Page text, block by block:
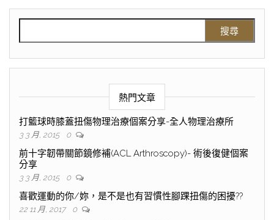
熱門文章
打籃球時膝蓋扭傷物理治療個案分享-全人物理治療所
3 3 月, 2015 0
前十字韌帶關節鏡修補(ACL Arthroscopy)- 術後復健個案
分享
3 3 月, 2015 0
喜歡運動的你/妳，是不是也有習慣性腳踝扭傷的困擾??
22 11 月, 2017 0